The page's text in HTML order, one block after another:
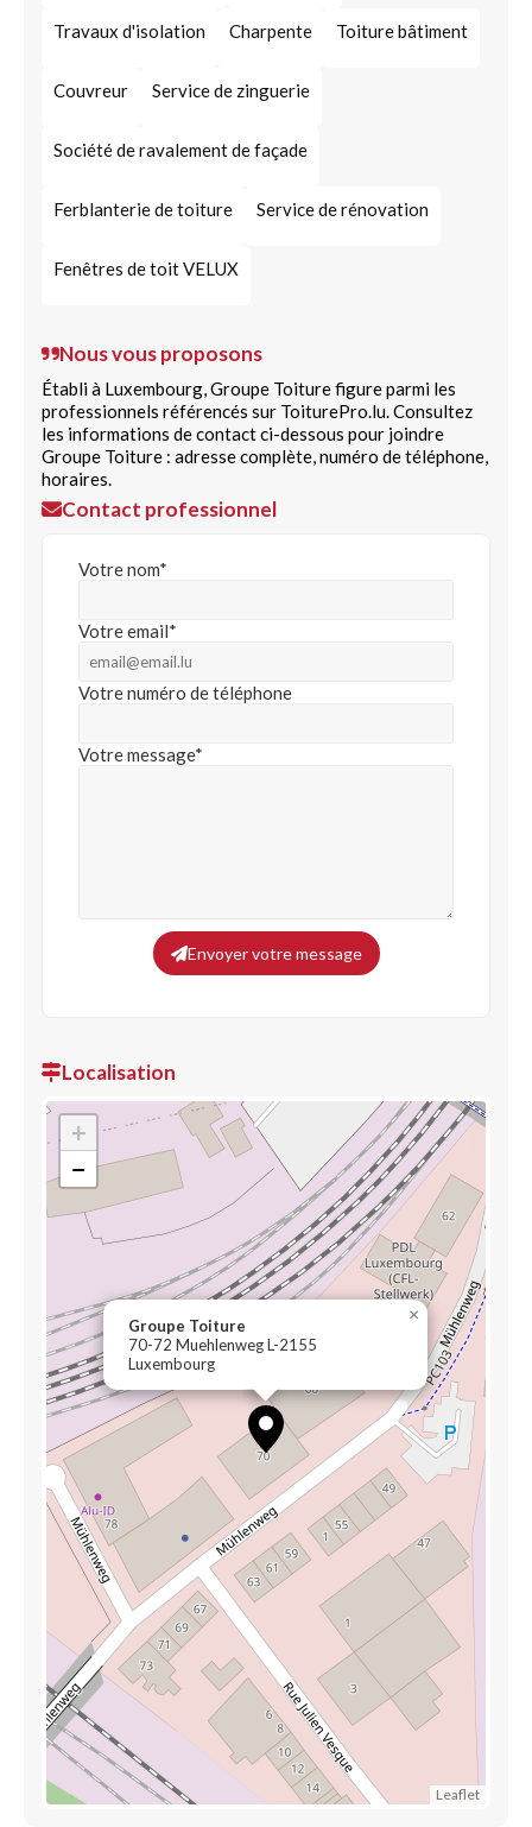
Travaux d'isolation Charpente Toiture bâtiment
Couvreur Service de zinguerie
Société de ravalement de façade
Ferblanterie de toiture Service de rénovation
Fenêtres de toit VELUX
Nous vous proposons
Établi à Luxembourg, Groupe Toiture figure parmi les
professionnels référencés sur ToiturePro.lu. Consultez
les informations de contact ci-dessous pour joindre
Groupe Toiture : adresse complète, numéro de téléphone,
horaires.
Contact professionnel
Votre nom*
Votre email*
Votre numéro de téléphone
Votre message*
Envoyer votre message
Localisation
Groupe Toiture
70-72 Muehlenweg L-2155
Luxembourg
×
+
−
Leaflet